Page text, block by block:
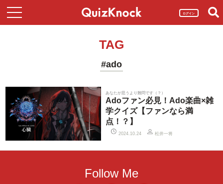
ログイン
TAG
#ado
あなたが思うより難問です（？）
Adoファン必見！Ado楽曲×雑
学クイズ【ファンなら満
点！？】
2024.10.24 松井一将
Follow Me